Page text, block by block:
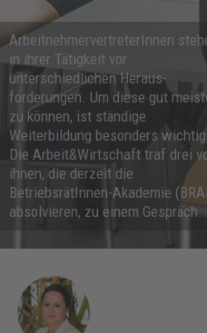
ArbeitnehmervertreterInnen
in ihrer Tätigkeit vor
unterschiedlichen Heraus­
forderungen. Um diese gut
zu können, ist ständige
Weiterbildung besonders
Die Arbeit&Wirtschaft traf drei
ihnen, die derzeit die
BetriebsrätInnen-Akademie
absolvieren, zu einem Gespräch.